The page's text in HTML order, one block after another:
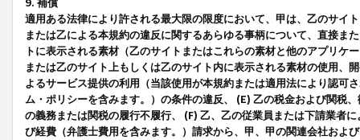
9. 補償
適用ある法律により許される最大限の限度において、甲は、乙のサイ
または乙による本規約の違反に関するあらゆる事柄について、直接ま
トに表示される素材（乙のサイトまたはこれらの素材と他のアプリ
または乙のサイト上もしくは乙のサイト内に表示される素材の使用、
よるサービス提供の利用（当該使用が本規約または適用法により認可
ム・ポリシーを含みます。）の条件の違反、 (E) 乙の税金および関税
の義務または関税の履行不履行、 (F) 乙、乙の従業員または下請業者
び経費（弁護士費用を含みます。）請求から、甲、甲の関連会社およ